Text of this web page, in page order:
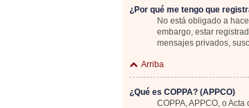
¿Por qué me tengo que
No está obligado a
embargo, estar
mensajes privados,
Arriba
¿Qué es COPPA? (APPCO)
COPPA, APPCO, o